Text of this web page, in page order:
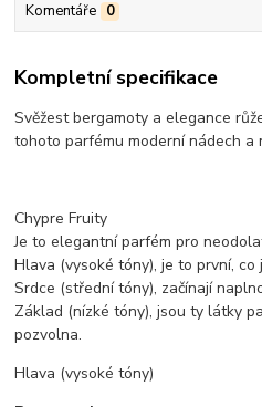
Komentáře 0
Kompletní specifikace
Svěžest bergamoty a elegance
tohoto parfému moderní nádech a
Chypre Fruity
Je to elegantní parfém pro
Hlava (vysoké tóny), je to první, co
Srdce (střední tóny), začínají
Základ (nízké tóny), jsou ty látky
pozvolna.
Hlava (vysoké tóny)